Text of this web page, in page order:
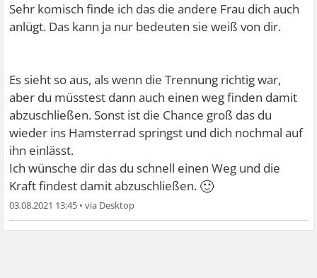
Sehr komisch finde ich das die andere Frau dich auch
anlügt. Das kann ja nur bedeuten sie weiß von dir.
Es sieht so aus, als wenn die Trennung richtig war,
aber du müsstest dann auch einen weg finden damit
abzuschließen. Sonst ist die Chance groß das du
wieder ins Hamsterrad springst und dich nochmal auf
ihn einlässt.
Ich wünsche dir das du schnell einen Weg und die
Kraft findest damit abzuschließen. 🙂
03.08.2021 13:45 •